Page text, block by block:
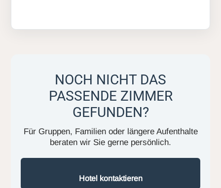
NOCH NICHT DAS
PASSENDE ZIMMER
GEFUNDEN?
Für Gruppen, Familien oder längere Aufenthalte
beraten wir Sie gerne persönlich.
Hotel kontaktieren